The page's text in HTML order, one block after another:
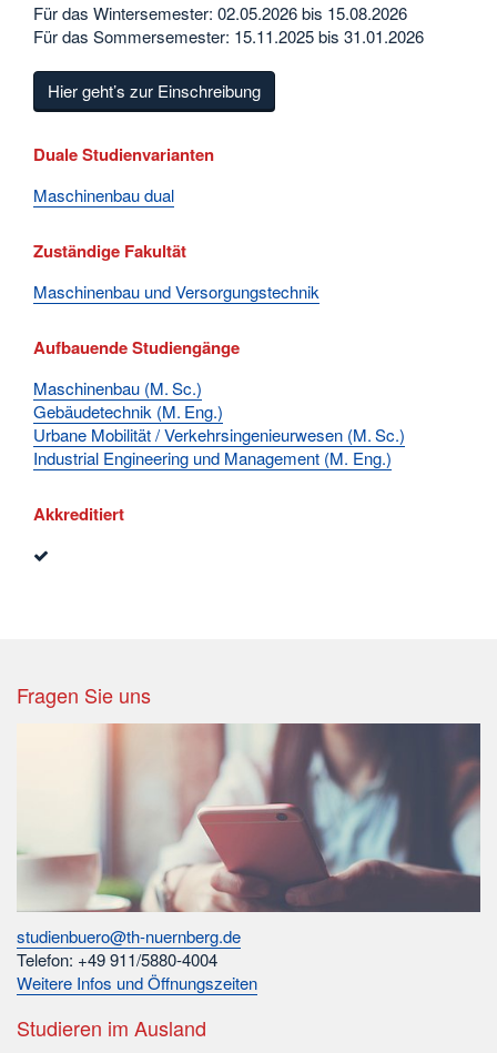
Für das Wintersemester: 02.05.2026 bis 15.08.2026
Für das Sommersemester: 15.11.2025 bis 31.01.2026
Hier geht’s zur Einschreibung
Duale Studienvarianten
Maschinenbau dual
Zuständige Fakultät
Maschinenbau und Versorgungstechnik
Aufbauende Studiengänge
Maschinenbau (M. Sc.)
Gebäudetechnik (M. Eng.)
Urbane Mobilität / Verkehrsingenieurwesen (M. Sc.)
Industrial Engineering und Management (M. Eng.)
Akkreditiert
Fragen Sie uns
studienbuero@th-nuernberg.de
Telefon: +49 911/5880-4004
Weitere Infos und Öffnungszeiten
Studieren im Ausland